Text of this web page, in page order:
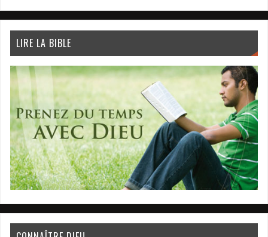
LIRE LA BIBLE